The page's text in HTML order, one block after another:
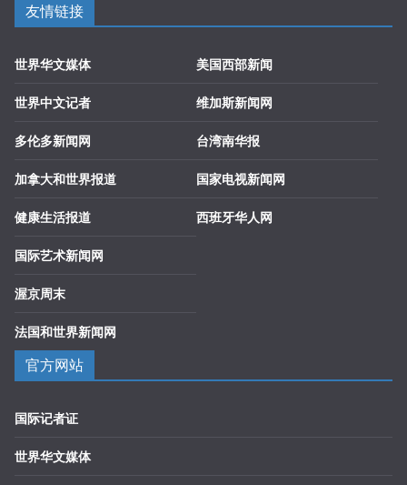
友情链接
世界华文媒体
世界中文记者
多伦多新闻网
加拿大和世界报道
健康生活报道
国际艺术新闻网
渥京周末
法国和世界新闻网
美国西部新闻
维加斯新闻网
台湾南华报
国家电视新闻网
西班牙华人网
官方网站
国际记者证
世界华文媒体